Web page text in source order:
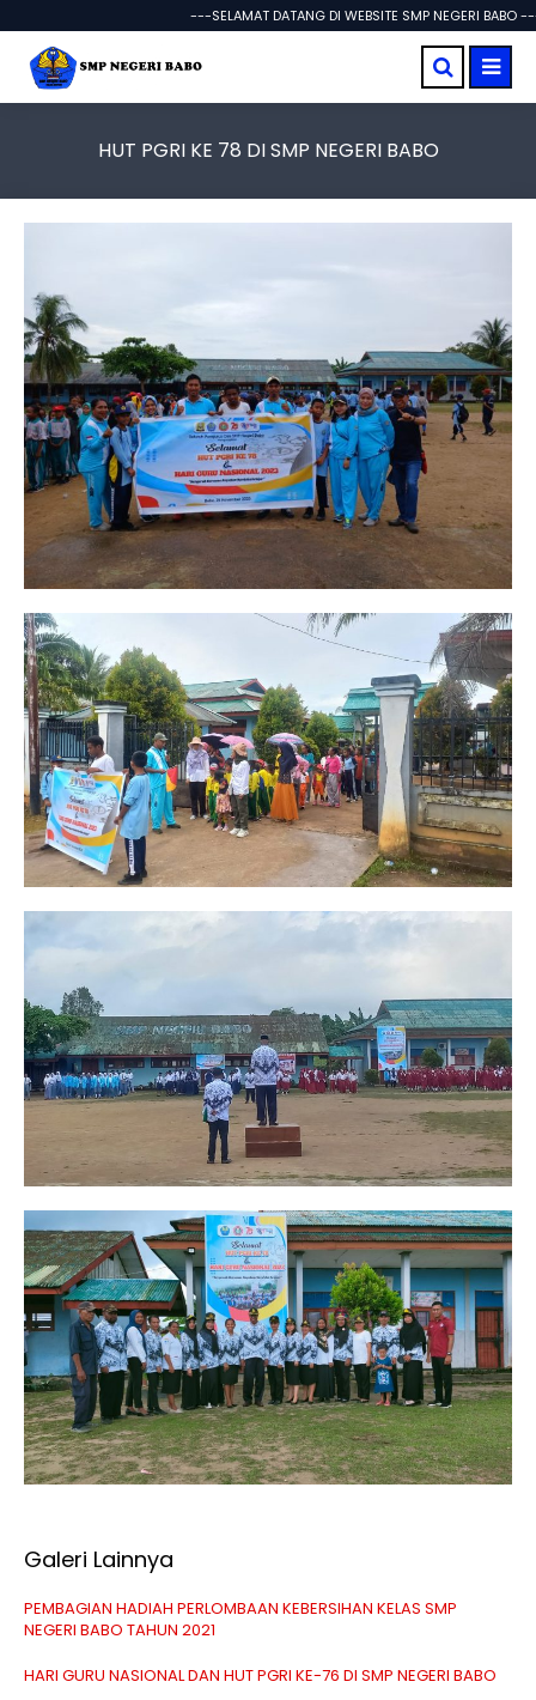
---SELAMAT DATANG DI WEBSITE SMP NEGERI BABO ---
HUT PGRI KE 78 DI SMP NEGERI BABO
Galeri Lainnya
PEMBAGIAN HADIAH PERLOMBAAN KEBERSIHAN KELAS SMP
NEGERI BABO TAHUN 2021
HARI GURU NASIONAL DAN HUT PGRI KE-76 DI SMP NEGERI BABO